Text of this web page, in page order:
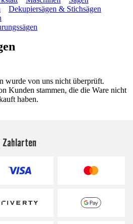
Dekupiersägen & Stichsägen
wurde von uns nicht überprüft.
Kunden stammen, die die Ware nicht
haben.
Zahlarten